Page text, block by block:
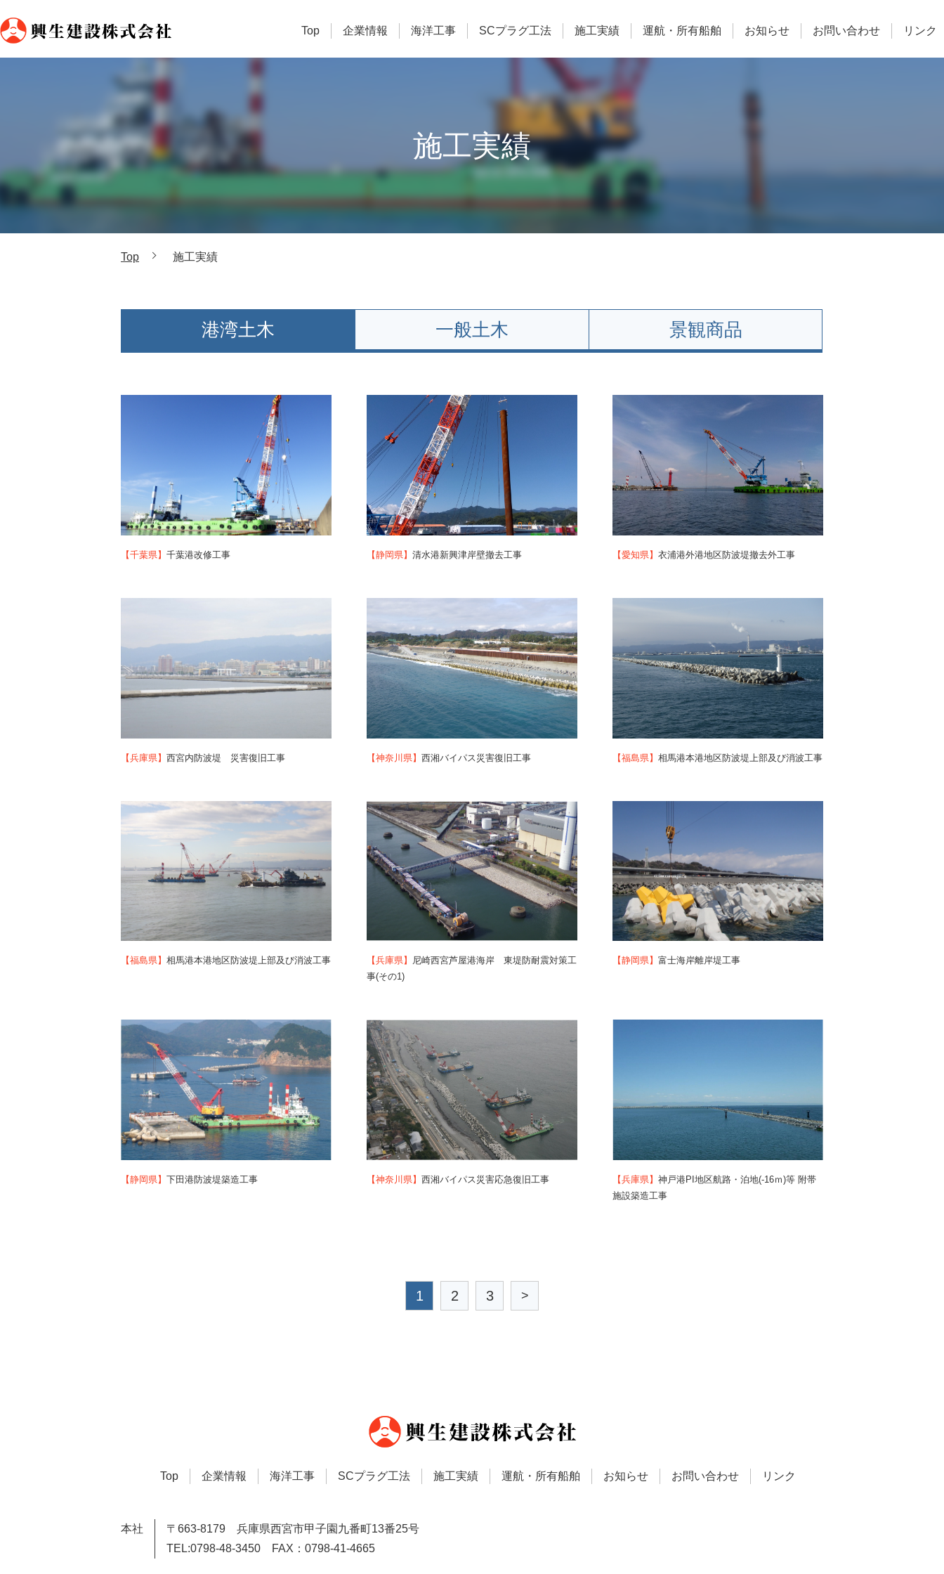
Top 企業情報 海洋工事 SCプラグ工法 施工実績 運航・所有船舶 お知らせ お問い合わせ リンク
施工実績
Top 施工実績
港湾土木 一般土木 景観商品
【千葉県】 千葉港改修工事 【静岡県】 清水港新興津岸壁撤去工事 【愛知県】 衣浦港外港地区防波堤撤去外工事
【兵庫県】 西宮内防波堤 災害復旧工事 【神奈川県】 西湘バイパス災害復旧工事 【福島県】 相馬港本港地区防波堤上部及び消波工事
【福島県】 相馬港本港地区防波堤上部及び消波工事 【兵庫県】 尼崎西宮芦屋港海岸 東堤防耐震対策工
事(その1)
【静岡県】 富士海岸離岸堤工事
【静岡県】 下田港防波堤築造工事 【神奈川県】 西湘バイパス災害応急復旧工事 【兵庫県】 神戸港PI地区航路・泊地(-16ｍ)等 附帯
施設築造工事
1 2 3 >
Top 企業情報 海洋工事 SCプラグ工法 施工実績 運航・所有船舶 お知らせ お問い合わせ リンク
本社 〒663-8179 兵庫県西宮市甲子園九番町13番25号
TEL:0798-48-3450 FAX：0798-41-4665